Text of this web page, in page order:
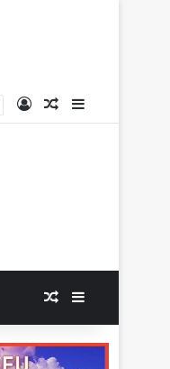
Log InRandom Article
Random Article